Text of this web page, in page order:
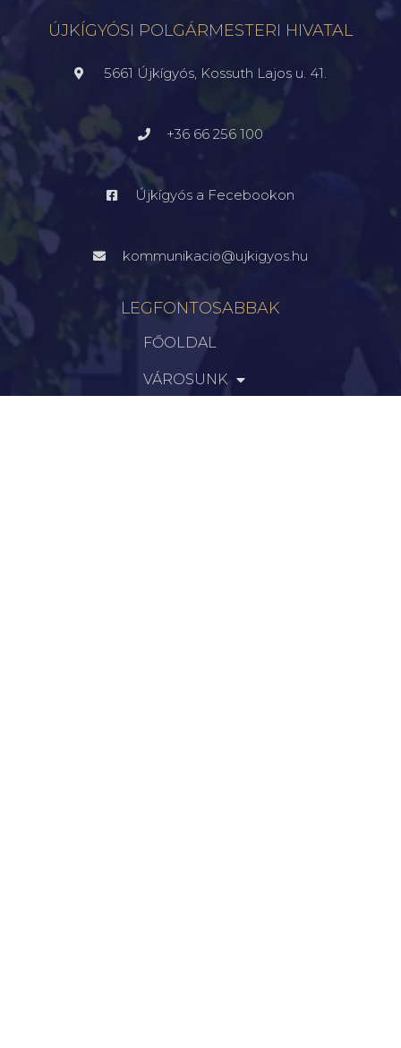
ÚJKÍGYÓSI POLGÁRMESTERI HIVATAL
5661 Újkígyós, Kossuth Lajos u. 41.
+36 66 256 100
Újkígyós a Fecebookon
kommunikacio@ujkigyos.hu
LEGFONTOSABBAK
FŐOLDAL
VÁROSUNK